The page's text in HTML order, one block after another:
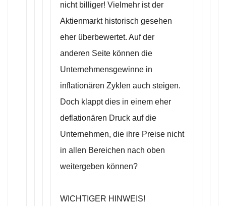
nicht billiger! Vielmehr ist der
Aktienmarkt historisch gesehen
eher überbewertet. Auf der
anderen Seite können die
Unternehmensgewinne in
inflationären Zyklen auch steigen.
Doch klappt dies in einem eher
deflationären Druck auf die
Unternehmen, die ihre Preise nicht
in allen Bereichen nach oben
weitergeben können?
WICHTIGER HINWEIS!